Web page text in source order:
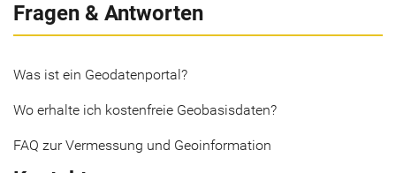
Fragen & Antworten
Was ist ein Geodatenportal?
Wo erhalte ich kostenfreie Geobasisdaten?
FAQ zur Vermessung und Geoinformation